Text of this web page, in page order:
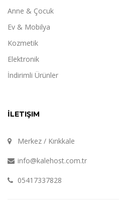
Anne & Çocuk
Ev & Mobilya
Kozmetik
Elektronik
İndirimli Ürünler
İLETIŞIM
Merkez / Kırıkkale
info@kalehost.com.tr
05417337828